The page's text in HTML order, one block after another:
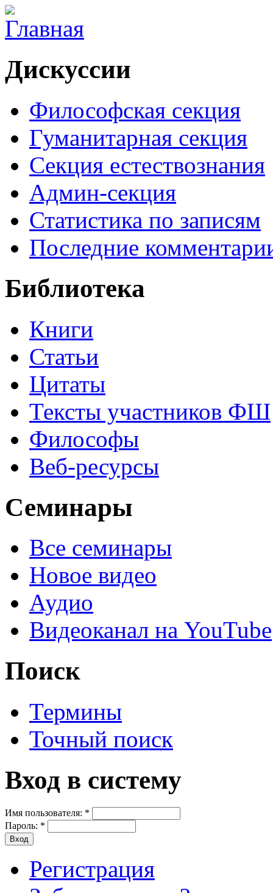
Дискуссии
Философская секция
Гуманитарная секция
Секция естествознания
Админ-секция
Статистика по записям
Последние
Библиотека
Книги
Статьи
Цитаты
Тексты участников ФШ
Философы
Веб-ресурсы
Семинары
Все семинары
Новое видео
Аудио
Видеоканал на YouTube
Поиск
Термины
Точный поиск
Вход в систему
Имя пользователя: *
Пароль: *
Регистрация